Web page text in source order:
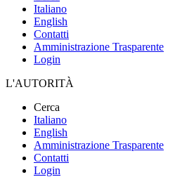
Italiano
English
Contatti
Amministrazione Trasparente
Login
L'AUTORITÀ
Cerca
Italiano
English
Amministrazione Trasparente
Contatti
Login